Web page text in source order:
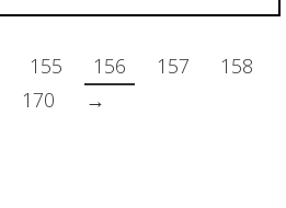
155 156 157
158
170 →